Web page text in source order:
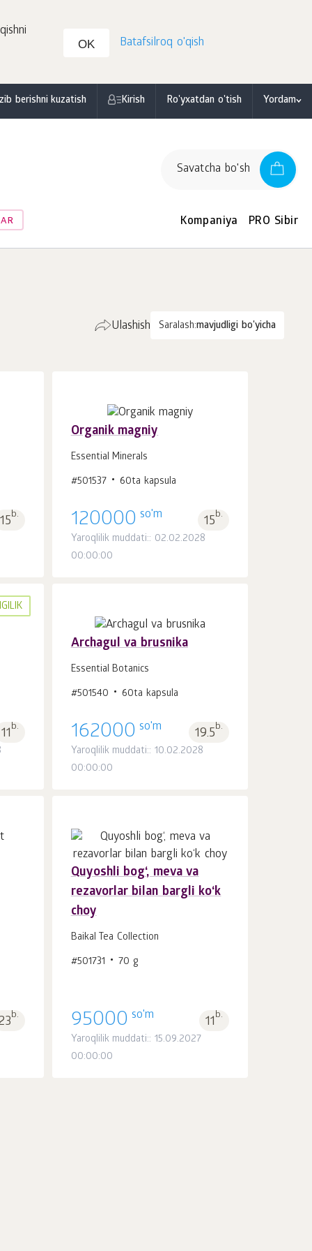
OK
Batafsilroq o'qish
berishni kuzatish Kirish Ro'yxatdan o'tish Yordam
Savatcha bo'sh
Kompaniya PRO Sibir
Saralash:mavjudligi bo'yicha
Ulashish
15b.
Organik magniy
Essential Minerals
#501537 60ta kapsula
120000 so'm 15b.
Yaroqlilik muddati:: 02.02.2028
00:00:00
Savatchaga dona.
11b.
Archagul va brusnika
Essential Botanics
#501540 60ta kapsula
162000 so'm 19.5b.
Yaroqlilik muddati:: 10.02.2028
00:00:00
Savatchaga dona.
b.
Quyoshli bog‘, meva va
rezavorlar bilan bargli ko‘k
choy
Baikal Tea Collection
#501731 70 g
95000 so'm 11b.
Yaroqlilik muddati:: 15.09.2027
00:00:00